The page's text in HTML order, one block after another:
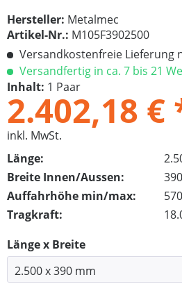
Hersteller: Metalmec
Artikel-Nr.: M105F3902500
Versandkostenfreie Lieferung
Versandfertig in ca. 7 bis 21
Inhalt: 1 Paar
2.402,18 €
inkl. MwSt.
Länge:
Breite Innen/Aussen:
Auffahrhöhe min/max:
Tragkraft:
Länge x Breite